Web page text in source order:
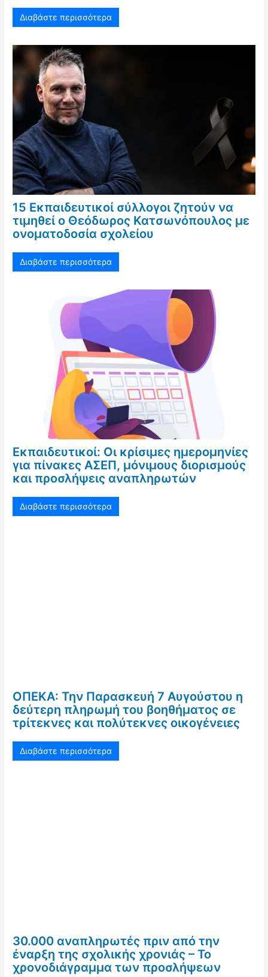
Διαβάστε περισσότερα
15 Εκπαιδευτικοί σύλλογοι ζητούν να
τιμηθεί ο Θεόδωρος Κατσωνόπουλος με
ονοματοδοσία σχολείου
Διαβάστε περισσότερα
Εκπαιδευτικοί: Οι κρίσιμες ημερομηνίες
για πίνακες ΑΣΕΠ, μόνιμους διορισμούς
και προσλήψεις αναπληρωτών
Διαβάστε περισσότερα
ΟΠΕΚΑ: Την Παρασκευή 7 Αυγούστου η
δεύτερη πληρωμή του βοηθήματος σε
τρίτεκνες και πολύτεκνες οικογένειες
Διαβάστε περισσότερα
30.000 αναπληρωτές πριν από την
έναρξη της σχολικής χρονιάς – Το
χρονοδιάγραμμα των προσλήψεων